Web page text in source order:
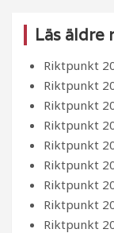
Läs äldre
Riktpunkt
Riktpunkt
Riktpunkt
Riktpunkt
Riktpunkt
Riktpunkt
Riktpunkt
Riktpunkt
Riktpunkt